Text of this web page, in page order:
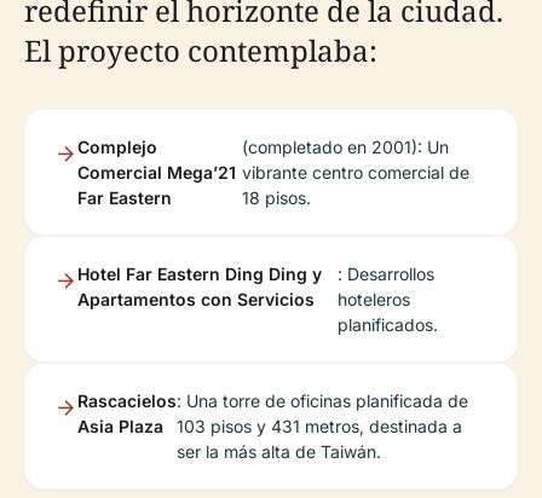
redefinir el horizonte de la ciudad.
El proyecto contemplaba:
Complejo
Comercial Mega’21
Far Eastern
(completado en 2001): Un
vibrante centro comercial de
18 pisos.
Hotel Far Eastern Ding Ding y
Apartamentos con Servicios
: Desarrollos
hoteleros
planificados.
Rascacielos
Asia Plaza
: Una torre de oficinas planificada de
103 pisos y 431 metros, destinada a
ser la más alta de Taiwán.